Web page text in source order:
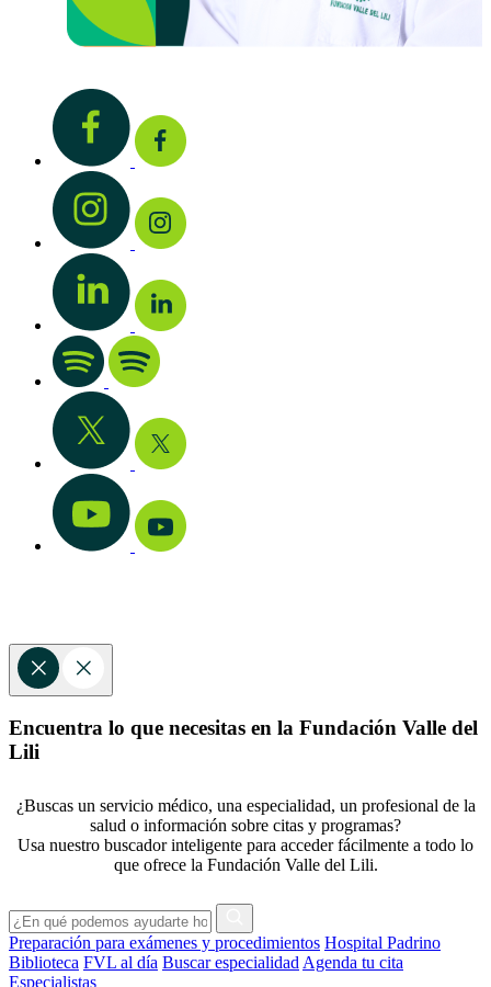
Encuentra lo que necesitas en la Fundación Valle del
Lili
¿Buscas un servicio médico, una especialidad, un profesional de la
salud o información sobre citas y programas?
Usa nuestro buscador inteligente para acceder fácilmente a todo lo
que ofrece la Fundación Valle del Lili.
Preparación para exámenes y procedimientos Hospital Padrino
Biblioteca FVL al día Buscar especialidad Agenda tu cita
Especialistas